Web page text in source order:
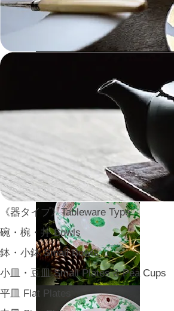
《器タイプ》Tableware Type
碗・椀・丼 Bowls
鉢・小鉢 Small Bowls
小皿・豆皿 Small Plates & Pea Cups
平皿 Flat Plates